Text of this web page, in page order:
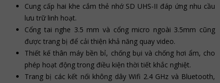
Cung cấp hai khe cắm thẻ nhớ SD UHS-II đáp ứng nhu cầu
lưu trữ linh hoạt.
Cổng tai nghe 3.5 mm và cổng micro ngoài 3.5mm cũng
được trang bị để cải thiện khả năng quay video.
Thiết kế thân máy bền bỉ, chống bụi và chống hơi ẩm, cho
phép hoạt động trong điều kiện thời tiết khắc nghiệt.
Trang bị các kết nối không dây Wifi 2.4 GHz và Bluetooth,